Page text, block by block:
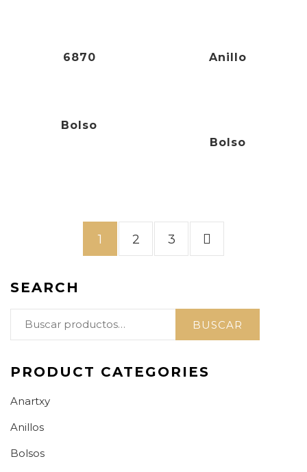
6870 Anillo
Bolso
Bolso
1 2 3
SEARCH
Buscar
BUSCAR
PRODUCT CATEGORIES
Anartxy
Anillos
Bolsos